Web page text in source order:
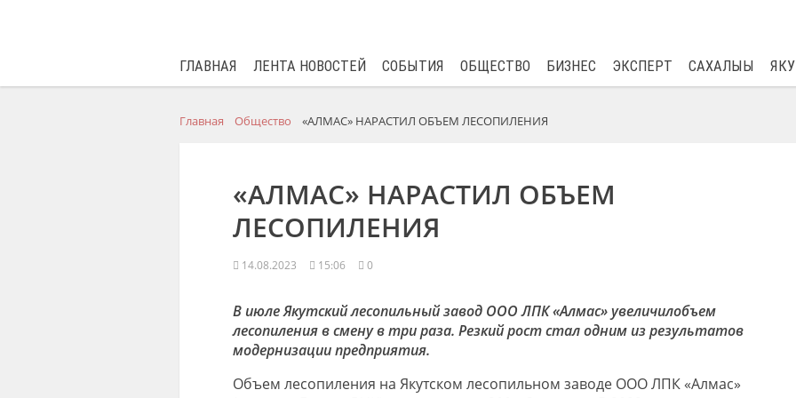
ГЛАВНАЯ ЛЕНТА НОВОСТЕЙ СОБЫТИЯ ОБЩЕСТВО БИЗНЕС ЭКСПЕРТ САХАЛЫЫ
Главная Общество «АЛМАС» НАРАСТИЛ ОБЪЕМ ЛЕСОПИЛЕНИЯ
«АЛМАС» НАРАСТИЛ ОБЪЕМ
ЛЕСОПИЛЕНИЯ
14.08.2023 15:06 0
В июлеЯкутский лесопильный завод ООО ЛПК«Алмас»увеличилобъем
лесопиленияв смену в три раза. Резкий рост стал одним из результатов
модернизации предприятия.
Объем лесопиления на Якутском лесопильном заводеООО ЛПК «Алмас»